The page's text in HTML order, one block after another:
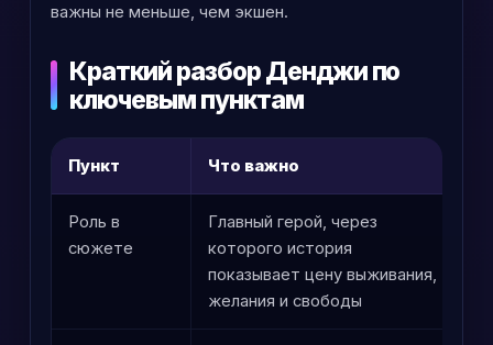
важны не меньше, чем экшен.
Краткий разбор Денджи по
ключевым пунктам
Пункт Что важно
Роль в
сюжете
Главный герой, через
которого история
показывает цену выживания,
желания и свободы